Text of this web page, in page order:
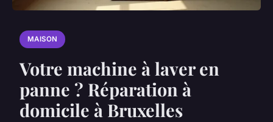
MAISON
Votre machine à laver en
panne ? Réparation à
domicile à Bruxelles